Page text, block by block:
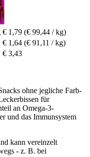
€ 1,79 (€ 99,44 / kg)
€ 1,64 (€ 91,11 / kg)
€ 3,43
ohne jegliche Farb-
für
an Omega-3-
und das Immunsystem
kann vereinzelt
- z. B. bei